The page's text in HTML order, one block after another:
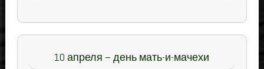
10 апреля – день мать-и-мачехи